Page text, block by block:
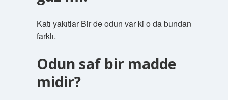
Katı yakıtlar Bir de odun var ki o da bundan
farklı.
Odun saf bir madde
midir?